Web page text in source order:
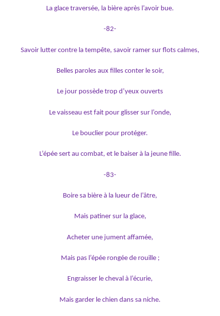
La glace traversée, la bière après l’avoir bue.
-82-
Savoir lutter contre la tempête, savoir ramer sur flots calmes,
Belles paroles aux filles conter le soir,
Le jour possède trop d’yeux ouverts
Le vaisseau est fait pour glisser sur l’onde,
Le bouclier pour protéger.
L’épée sert au combat, et le baiser à la jeune fille.
-83-
Boire sa bière à la lueur de l’âtre,
Mais patiner sur la glace,
Acheter une jument affamée,
Mais pas l’épée rongée de rouille ;
Engraisser le cheval à l’écurie,
Mais garder le chien dans sa niche.